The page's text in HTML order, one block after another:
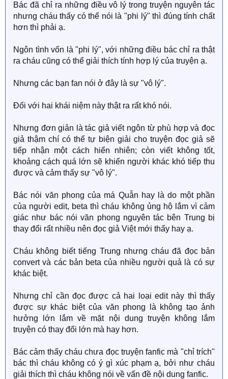
Bác đã chỉ ra những điều vô lý trong truyện nguyên tác
nhưng cháu thấy có thể nói là "phi lý" thì đúng tính chất
hơn thì phải ạ.
Ngôn tình vốn là "phi lý", với những điều bác chỉ ra thật
ra cháu cũng có thể giải thích tính hợp lý của truyện ạ.
Nhưng các bạn fan nói ở đây là sự "vô lý".
Đối với hai khái niệm này thật ra rất khó nói.
Nhưng đơn giản là tác giả viết ngôn từ phù hợp và đọc
giả thậm chí có thể tự biện giải cho truyện đọc giả sẽ
tiếp nhận một cách hiển nhiên; còn viết không tốt,
khoảng cách quá lớn sẽ khiến người khác khó tiếp thu
được và cảm thấy sự "vô lý".
Bác nói văn phong của má Quẫn hay là do một phần
của người edit, beta thì cháu không ủng hộ lắm vì cảm
giác như bác nói văn phong nguyên tác bên Trung bị
thay đổi rất nhiều nên đọc giả Việt mới thấy hay ạ.
Cháu không biết tiếng Trung nhưng cháu đã đọc bản
convert và các bản beta của nhiều người quả là có sự
khác biệt.
Nhưng chỉ cần đọc được cả hai loại edit này thì thấy
được sự khác biệt của văn phong là không tạo ảnh
hưởng lớn lắm về mặt nội dung truyện không lắm
truyện có thay đổi lớn mà hay hơn.
Bác cảm thấy cháu chưa đọc truyện fanfic mà "chỉ trích"
bác thì cháu không có ý gì xúc phạm ạ, bởi như cháu
giải thích thì cháu không nói về vấn đề nội dung fanfic.